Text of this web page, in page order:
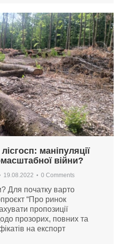
маніпуляції
війни?
19.08.2022 0 Comments
Для початку варто
“Про ринок
пропозиції
прозорих, повних та
на експорт